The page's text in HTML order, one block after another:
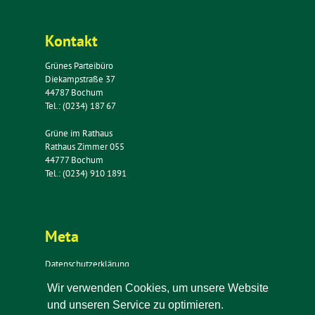
Kontakt
Grünes Parteibüro
Diekampstraße 37
44787 Bochum
Tel.: (0234) 187 67
Grüne im Rathaus
Rathaus Zimmer 055
44777 Bochum
Tel.: (0234) 910 1891
Meta
Datenschutzerklärung
Impressum
Kontakt
Wir verwenden Cookies, um unsere Website
und unseren Service zu optimieren.